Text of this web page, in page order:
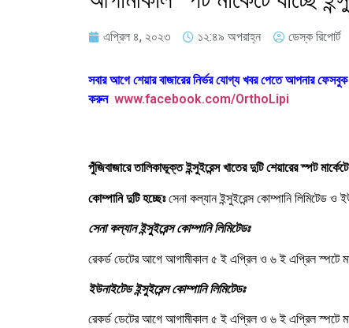
এপ্রিল ৪, ২০২৩ ১২:৪৯ অপরাহ্ন ডেস্ক রিপোর্ট
সবার আগে শেয়ার বাজারের নির্ভর যোগ্য খবর পেতে আপনার
করুন www.facebook.com/OrthoLipi
পুঁজিবাজারে তালিকাভূক্ত ইন্সুইরেন্স খাতের দুটি শেয়ারের স্পট
কোম্পানি দুটি হচ্ছেঃসেনা কল্যান ইন্সুইরেন্স কোম্পানি লিমিটেড ও
সেনা কল্যান ইন্সুইরেন্স কোম্পানি লিমিটেডঃ
রেকর্ড ডেটের আগে আগামীকাল ৫ ই এপ্রিল ও ৬ ই এপ্রিল স্পটে
ইউনাইটেড ইন্সুইরেন্স কোম্পানি লিমিটেডঃ
রেকর্ড ডেটের আগে আগামীকাল ৫ ই এপ্রিল ও ৬ ই এপ্রিল স্পটে